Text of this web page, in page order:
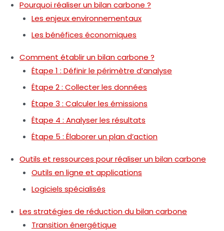
Pourquoi réaliser un bilan carbone ?
Les enjeux environnementaux
Les bénéfices économiques
Comment établir un bilan carbone ?
Étape 1 : Définir le périmètre d’analyse
Étape 2 : Collecter les données
Étape 3 : Calculer les émissions
Étape 4 : Analyser les résultats
Étape 5 : Élaborer un plan d’action
Outils et ressources pour réaliser un bilan carbone
Outils en ligne et applications
Logiciels spécialisés
Les stratégies de réduction du bilan carbone
Transition énergétique